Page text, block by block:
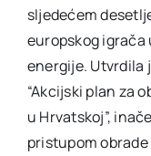
sljedećem
europskog
energije. Utvrdila
“Akcijski plan za
u Hrvatskoj”,
pristupom